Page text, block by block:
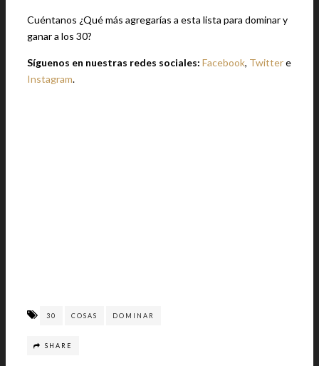
Cuéntanos ¿Qué más agregarías a esta lista para dominar y
ganar a los 30?
Síguenos en nuestras redes sociales: Facebook, Twittere
Instagram.
30 COSAS DOMINAR
SHARE